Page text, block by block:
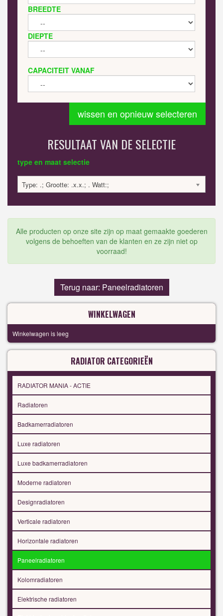
BREEDTE
DIEPTE
CAPACITEIT VANAF
wissen en opnieuw selecteren
RESULTAAT VAN DE SELECTIE
type en maat selectie
Type: .; Grootte: .x.x.; . Watt:;
Alle producten op onze site zijn op maat gemaakte goederen
volgens de behoeften van de klanten en ze zijn niet op
voorraad!
Terug naar: Paneelradiatoren
WINKELWAGEN
Winkelwagen is leeg
RADIATOR CATEGORIEËN
RADIATOR MANIA - ACTIE
Radiatoren
Badkamerradiatoren
Luxe radiatoren
Luxe badkamerradiatoren
Moderne radiatoren
Designradiatoren
Verticale radiatoren
Horizontale radiatoren
Paneelradiatoren
Kolomradiatoren
Elektrische radiatoren